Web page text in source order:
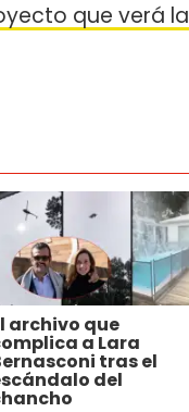
que verá la
archivo que
a Lara
tras el
del